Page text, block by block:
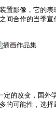
影像，它的
合作的当
的改变，国
可能性，选